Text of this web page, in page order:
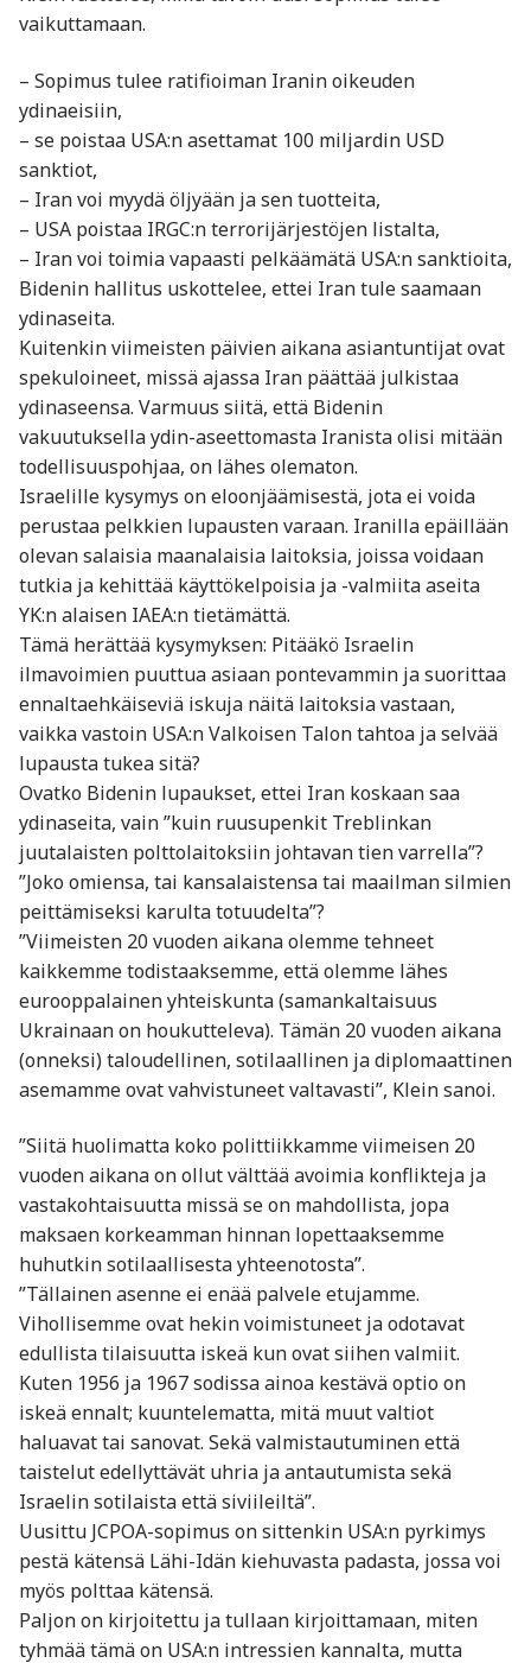
vaikuttamaan.
– Sopimus tulee ratifioiman Iranin oikeuden
ydinaeisiin,
– se poistaa USA:n asettamat 100 miljardin USD
sanktiot,
– Iran voi myydä öljyään ja sen tuotteita,
– USA poistaa IRGC:n terrorijärjestöjen listalta,
– Iran voi toimia vapaasti pelkäämätä USA:n sanktioita,
Bidenin hallitus uskottelee, ettei Iran tule saamaan
ydinaseita.
Kuitenkin viimeisten päivien aikana asiantuntijat ovat
spekuloineet, missä ajassa Iran päättää julkistaa
ydinaseensa. Varmuus siitä, että Bidenin
vakuutuksella ydin-aseettomasta Iranista olisi mitään
todellisuuspohjaa, on lähes olematon.
Israelille kysymys on eloonjäämisestä, jota ei voida
perustaa pelkkien lupausten varaan. Iranilla epäillään
olevan salaisia maanalaisia laitoksia, joissa voidaan
tutkia ja kehittää käyttökelpoisia ja -valmiita aseita
YK:n alaisen IAEA:n tietämättä.
Tämä herättää kysymyksen: Pitääkö Israelin
ilmavoimien puuttua asiaan pontevammin ja suorittaa
ennaltaehkäiseviä iskuja näitä laitoksia vastaan,
vaikka vastoin USA:n Valkoisen Talon tahtoa ja selvää
lupausta tukea sitä?
Ovatko Bidenin lupaukset, ettei Iran koskaan saa
ydinaseita, vain ”kuin ruusupenkit Treblinkan
juutalaisten polttolaitoksiin johtavan tien varrella”?
”Joko omiensa, tai kansalaistensa tai maailman silmien
peittämiseksi karulta totuudelta”?
”Viimeisten 20 vuoden aikana olemme tehneet
kaikkemme todistaaksemme, että olemme lähes
eurooppalainen yhteiskunta (samankaltaisuus
Ukrainaan on houkutteleva). Tämän 20 vuoden aikana
(onneksi) taloudellinen, sotilaallinen ja diplomaattinen
asemamme ovat vahvistuneet valtavasti”, Klein sanoi.
”Siitä huolimatta koko polittiikkamme viimeisen 20
vuoden aikana on ollut välttää avoimia konflikteja ja
vastakohtaisuutta missä se on mahdollista, jopa
maksaen korkeamman hinnan lopettaaksemme
huhutkin sotilaallisesta yhteenotosta”.
”Tällainen asenne ei enää palvele etujamme.
Vihollisemme ovat hekin voimistuneet ja odotavat
edullista tilaisuutta iskeä kun ovat siihen valmiit.
Kuten 1956 ja 1967 sodissa ainoa kestävä optio on
iskeä ennalt; kuuntelematta, mitä muut valtiot
haluavat tai sanovat. Sekä valmistautuminen että
taistelut edellyttävät uhria ja antautumista sekä
Israelin sotilaista että siviileiltä”.
Uusittu JCPOA-sopimus on sittenkin USA:n pyrkimys
pestä kätensä Lähi-Idän kiehuvasta padasta, jossa voi
myös polttaa kätensä.
Paljon on kirjoitettu ja tullaan kirjoittamaan, miten
tyhmää tämä on USA:n intressien kannalta, mutta